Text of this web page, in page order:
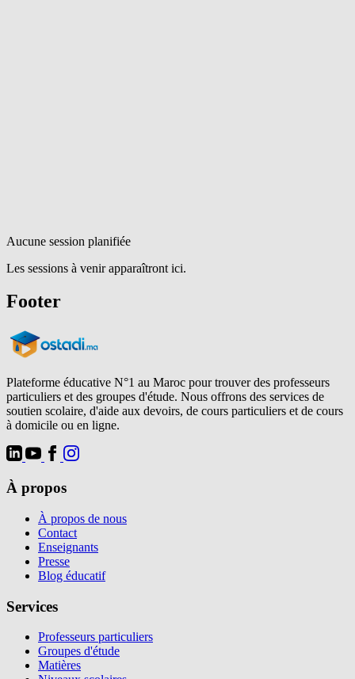
Aucune session planifiée
Les sessions à venir apparaîtront ici.
Footer
Plateforme éducative N°1 au Maroc pour trouver des professeurs
particuliers et des groupes d'étude. Nous offrons des services de
soutien scolaire, d'aide aux devoirs, de cours particuliers et de cours
à domicile ou en ligne.
À propos
À propos de nous
Contact
Enseignants
Presse
Blog éducatif
Services
Professeurs particuliers
Groupes d'étude
Matières